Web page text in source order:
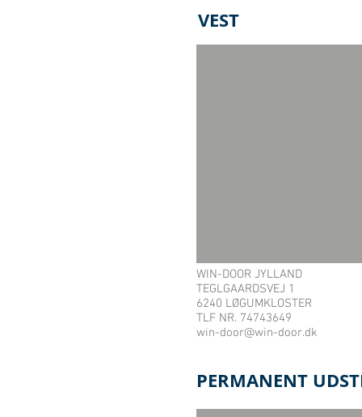
VEST
WIN-DOOR JYLLAND
TEGLGAARDSVEJ 1
6240 LØGUMKLOSTER
TLF NR. 74743649
win-door@win-door.dk
PERMANENT